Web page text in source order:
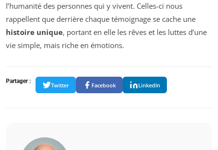
l’humanité des personnes qui y vivent. Celles-ci nous
rappellent que derrière chaque témoignage se cache une
histoire unique, portant en elle les rêves et les luttes d’une
vie simple, mais riche en émotions.
Partager :
Twitter Facebook LinkedIn